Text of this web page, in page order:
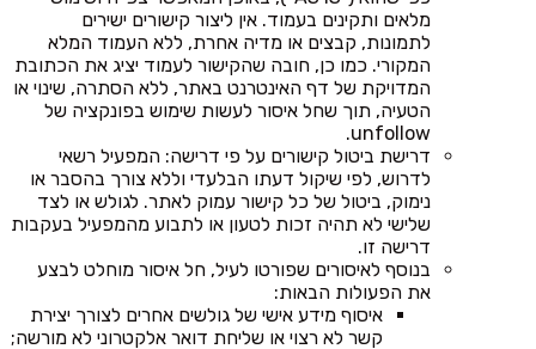
מלאים ותקינים בעמוד. אין ליצור קישורים ישירים
לתמונות, קבצים או מדיה אחרת, ללא העמוד המלא
המקורי. כמו כן, חובה שהקישור לעמוד יציג את הכתובת
המדויקת של דף האינטרנט באתר, ללא הסתרה, שינוי או
הטעיה, תוך שחל איסור לעשות שימוש בפונקציה של
unfollow.
דרישת ביטול קישורים על פי דרישה: המפעיל רשאי
לדרוש, לפי שיקול דעתו הבלעדי וללא צורך בהסבר או
נימוק, ביטול של כל קישור עמוק לאתר. לגולש או לצד
שלישי לא תהיה זכות לטעון או לתבוע מהמפעיל בעקבות
דרישה זו.
בנוסף לאיסורים שפורטו לעיל, חל איסור מוחלט לבצע
את הפעולות הבאות:
איסוף מידע אישי של גולשים אחרים לצורך יצירת
קשר לא רצוי או שליחת דואר אלקטרוני לא מורשה;